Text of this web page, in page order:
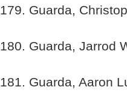
179. Guarda,
180. Guarda, Jarrod
181. Guarda, Aaron